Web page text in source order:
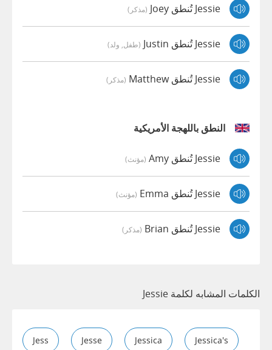
Jessie تُنطق Joey (مذكر)
Jessie تُنطق Justin (طفل, ولد)
Jessie تُنطق Matthew (مذكر)
النطق باللهجة الأمريكية
Jessie تُنطق Amy (مؤنث)
Jessie تُنطق Emma (مؤنث)
Jessie تُنطق Brian (مذكر)
الكلمات المشابه لكلمة Jessie
Jess Jesse Jessica Jessica's